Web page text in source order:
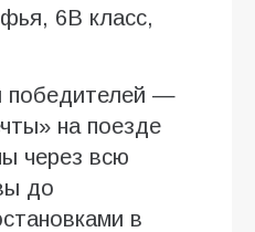
6В класс,
победителей —
на поезде
через всю
до
в